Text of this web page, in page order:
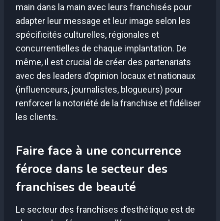
main dans la main avec leurs franchisés pour
adapter leur message et leur image selon les
spécificités culturelles, régionales et
concurrentielles de chaque implantation. De
même, il est crucial de créer des partenariats
avec des leaders d’opinion locaux et nationaux
(influenceurs, journalistes, blogueurs) pour
renforcer la notoriété de la franchise et fidéliser
les clients.
Faire face à une concurrence
féroce dans le secteur des
franchises de beauté
Le secteur des franchises d’esthétique est de